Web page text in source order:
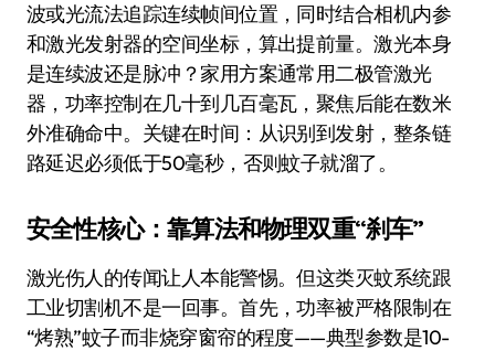
波或光流法追踪连续帧间位置，同时结合相机内参
和激光发射器的空间坐标，算出提前量。激光本身
是连续波还是脉冲？家用方案通常用二极管激光
器，功率控制在几十到几百毫瓦，聚焦后能在数米
外准确命中。关键在时间：从识别到发射，整条链
路延迟必须低于50毫秒，否则蚊子就溜了。
安全性核心：靠算法和物理双重“刹车”
激光伤人的传闻让人本能警惕。但这类灭蚊系统跟
工业切割机不是一回事。首先，功率被严格限制在
“烤熟”蚊子而非烧穿窗帘的程度——典型参数是10-